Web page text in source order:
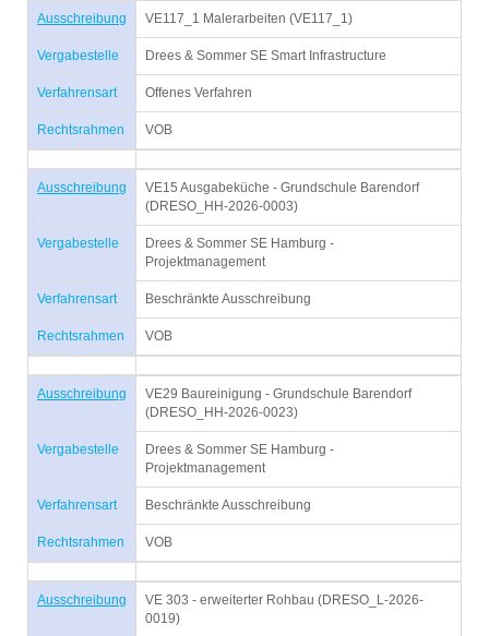
Ausschreibung VE117_1 Malerarbeiten (VE117_1)
Vergabestelle Drees & Sommer SE Smart Infrastructure
Verfahrensart Offenes Verfahren
Rechtsrahmen VOB
Ausschreibung
VE15 Ausgabeküche - Grundschule Barendorf
(DRESO_HH-2026-0003)
Vergabestelle
Drees & Sommer SE Hamburg -
Projektmanagement
Verfahrensart Beschränkte Ausschreibung
Rechtsrahmen VOB
Ausschreibung
VE29 Baureinigung - Grundschule Barendorf
(DRESO_HH-2026-0023)
Vergabestelle
Drees & Sommer SE Hamburg -
Projektmanagement
Verfahrensart Beschränkte Ausschreibung
Rechtsrahmen VOB
Ausschreibung
VE 303 - erweiterter Rohbau (DRESO_L-2026-
0019)